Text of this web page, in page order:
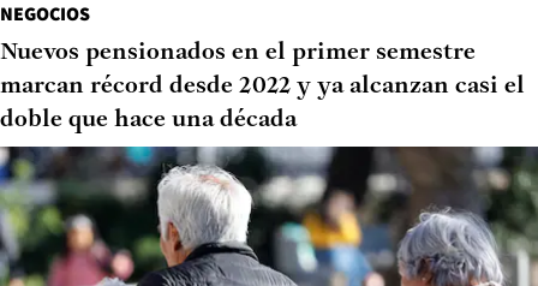
NEGOCIOS
Nuevos pensionados en el primer semestre
marcan récord desde 2022 y ya alcanzan casi el
doble que hace una década